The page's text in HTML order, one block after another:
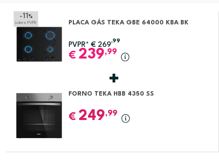
-11 %
sobre PVPR PLACA GÁS TEKA GBE 64000 KBA BK
PVPR* € 269
,99
€ 239,99
FORNO TEKA HBB 4350 SS
€ 249,99